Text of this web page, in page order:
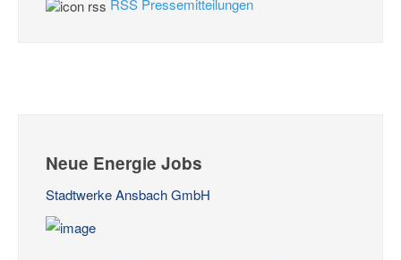
Neue Energie Jobs
Stadtwerke Ansbach GmbH